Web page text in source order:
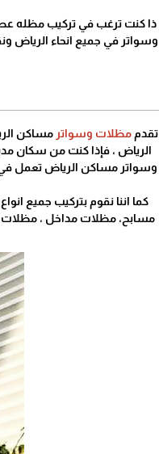
ذا كنت ترغب في تركيب مظله
وسواتر في جميع انحاء الرياض
تقدم مظلات وسواتر مساكن
الرياض ، فإذا كنت من سكان
وسواتر مساكن الرياض تعمل في
كما اننا نقوم بتركيب جميع
مسابح، مظلات مداخل ، مظلات